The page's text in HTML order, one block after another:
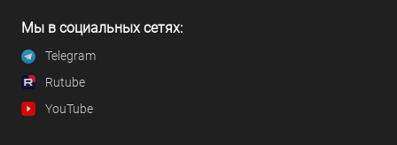
Мы в социальных сетях:
Telegram
Rutube
YouTube